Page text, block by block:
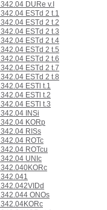
342.04 DURe v.I
342.04 ESTd 2 t.1
342.04 ESTd 2 t.2
342.04 ESTd 2 t.3
342.04 ESTd 2 t.4
342.04 ESTd 2 t.5
342.04 ESTd 2 t.6
342.04 ESTd 2 t.7
342.04 ESTd 2 t.8
342.04 ESTl t.1
342.04 ESTl t.2
342.04 ESTl t.3
342.04 INSi
342.04 KORp
342.04 RISs
342.04 ROTc
342.04 ROTcu
342.04 UNIc
342.040KORc
342.041
342.042VIDd
342.044 ONOs
342.04KORc